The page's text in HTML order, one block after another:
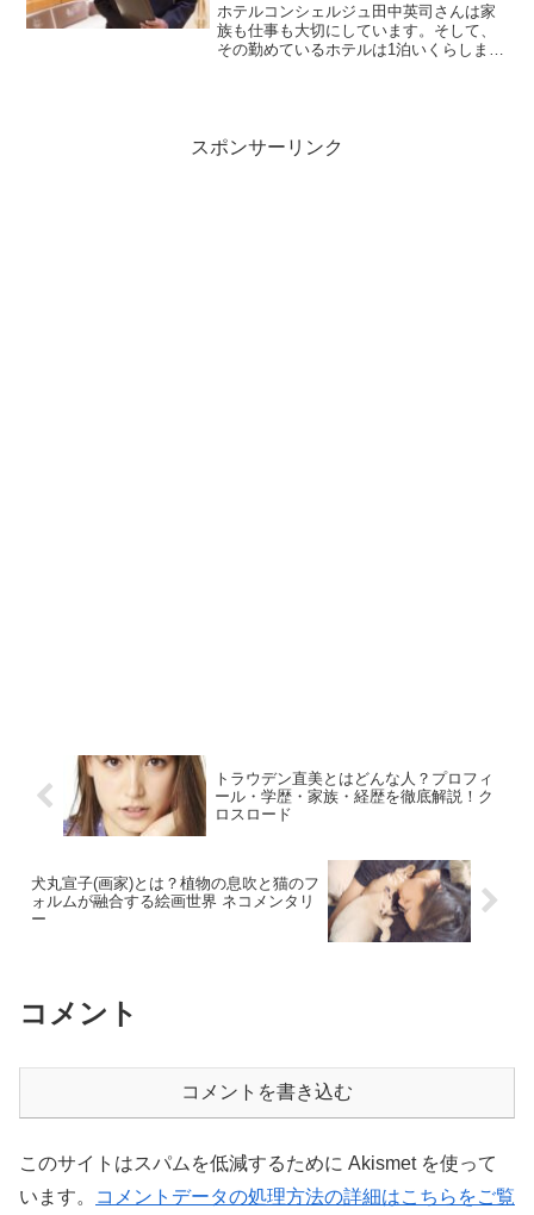
ホテルコンシェルジュ田中英司さんは家
族も仕事も大切にしています。そして、
その勤めているホテルは1泊いくらします
スポンサーリンク
トラウデン直美とはどんな人？プロフィ
ール・学歴・家族・経歴を徹底解説！ク
ロスロード
犬丸宣子(画家)とは？植物の息吹と猫のフ
ォルムが融合する絵画世界 ネコメンタリ
ー
コメント
コメントを書き込む
このサイトはスパムを低減するために Akismet を使って
います。
コメントデータの処理方法の詳細はこちらをご覧